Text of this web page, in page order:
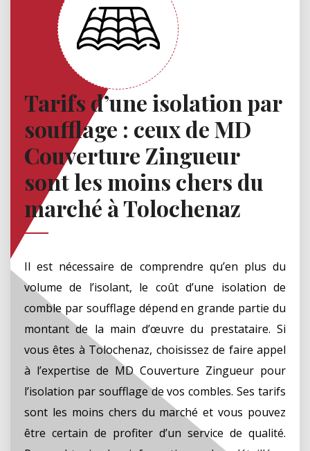
Tarifs d’une isolation par
soufflage : ceux de MD
Couverture Zingueur
sont les moins chers du
marché à Tolochenaz
Il est nécessaire de comprendre qu’en plus du
volume de l’isolant, le coût d’une isolation de
comble par soufflage dépend en grande partie du
montant de la main d’œuvre du prestataire. Si
vous êtes à Tolochenaz, choisissez de faire appel
à l’expertise de MD Couverture Zingueur pour
l’isolation par soufflage de vos combles. Ses tarifs
sont les moins chers du marché et vous pouvez
être certain de profiter d’un service de qualité.